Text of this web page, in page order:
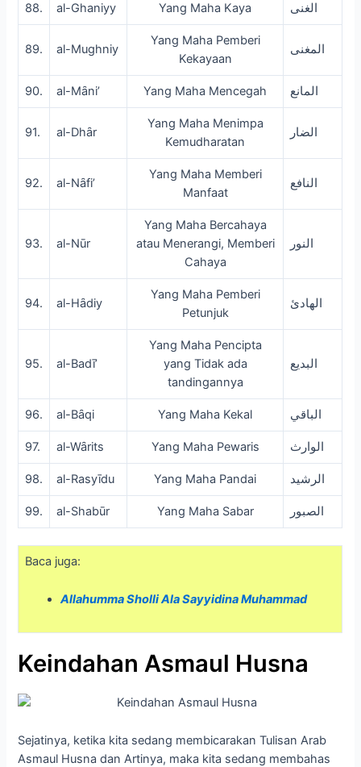
88. al-Ghaniyy Yang Maha Kaya الغنى
89. al-Mughniy
Yang Maha Pemberi
Kekayaan
المغنى
90. al-Mȃni’ Yang Maha Mencegah المانع
91. al-Dhȃr
Yang Maha Menimpa
Kemudharatan
الضار
92. al-Nȃfi’
Yang Maha Memberi
Manfaat
النافع
93. al-Nūr
Yang Maha Bercahaya
atau Menerangi, Memberi
Cahaya
النور
94. al-Hȃdiy
Yang Maha Pemberi
Petunjuk
الهادئ
95. al-Badī’
Yang Maha Pencipta
yang Tidak ada
tandingannya
البديع
96. al-Bȃqi Yang Maha Kekal الباقي
97. al-Wȃrits Yang Maha Pewaris الوارث
98. al-Rasyīdu Yang Maha Pandai الرشيد
99. al-Shabūr Yang Maha Sabar الصبور
Baca juga:
Allahumma Sholli Ala Sayyidina Muhammad
Keindahan Asmaul Husna
Sejatinya, ketika kita sedang membicarakan Tulisan Arab
Asmaul Husna dan Artinya, maka kita sedang membahas